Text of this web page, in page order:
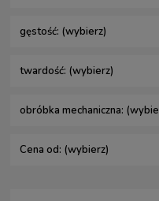
gęstość: (wybierz)
twardość: (wybierz)
obróbka mechaniczna:
Cena od: (wybierz)